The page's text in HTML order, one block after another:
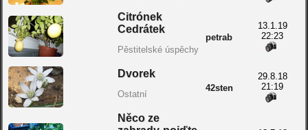
Citrónek
Cedrátek
Pěstitelské úspěchy
petrab
13.1.19
22:23
Dvorek
Ostatní
42sten
29.8.18
21:19
Něco ze